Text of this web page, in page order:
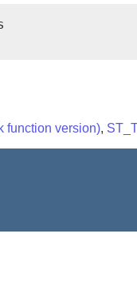
function version),